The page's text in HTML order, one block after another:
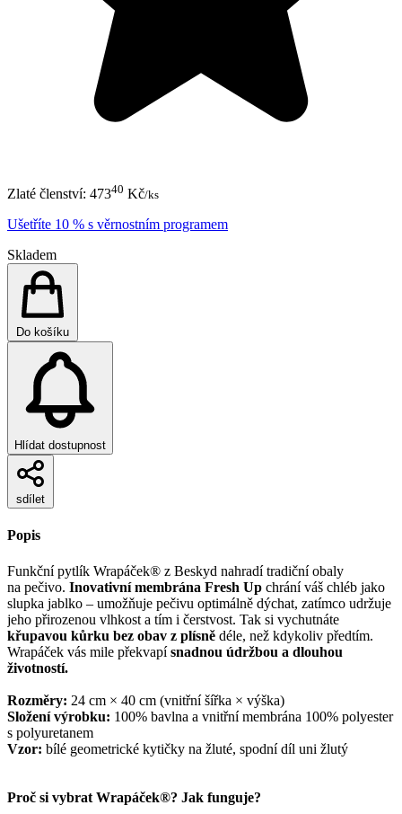
Zlaté členství: 47340 Kč/ks
Ušetříte 10 % s věrnostním programem
Skladem
Do košíku
Hlídat dostupnost
sdílet
Popis
Funkční pytlík Wrapáček® z Beskyd nahradí tradiční obaly
na pečivo. Inovativní membrána Fresh Up chrání váš chléb jako
slupka jablko – umožňuje pečivu optimálně dýchat, zatímco udržuje
jeho přirozenou vlhkost a tím i čerstvost. Tak si vychutnáte
křupavou kůrku bez obav z plísně déle, než kdykoliv předtím.
Wrapáček vás mile překvapísnadnou údržbou a dlouhou
životností.
Rozměry: 24 cm × 40 cm (vnitřní šířka × výška)
Složení výrobku: 100% bavlna a vnitřní membrána 100% polyester
s polyuretanem
Vzor: bílé geometrické kytičky na žluté, spodní díl uni žlutý
Proč si vybrat Wrapáček®? Jak funguje?